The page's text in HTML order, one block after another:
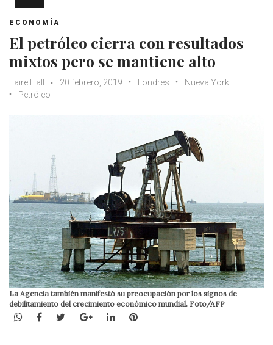
ECONOMÍA
El petróleo cierra con resultados
mixtos pero se mantiene alto
Taire Hall 20 febrero, 2019 Londres
Nueva York
Petróleo
La Agencia también manifestó su preocupación por los signos de
debilitamiento del crecimiento económico mundial. Foto/AFP
WhatsApp
Facebook
TwitterGoogle+LinkedInPinterest